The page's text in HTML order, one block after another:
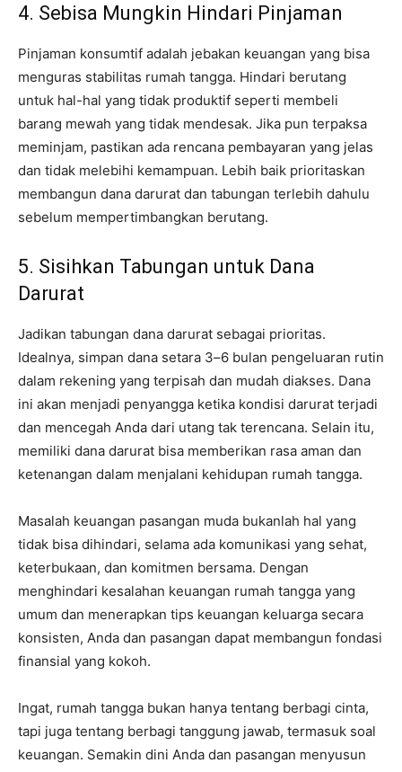
4. Sebisa Mungkin Hindari Pinjaman
Pinjaman konsumtif adalah jebakan keuangan yang bisa
menguras stabilitas rumah tangga. Hindari berutang
untuk hal-hal yang tidak produktif seperti membeli
barang mewah yang tidak mendesak. Jika pun terpaksa
meminjam, pastikan ada rencana pembayaran yang jelas
dan tidak melebihi kemampuan. Lebih baik prioritaskan
membangun dana darurat dan tabungan terlebih dahulu
sebelum mempertimbangkan berutang.
5. Sisihkan Tabungan untuk Dana
Darurat
Jadikan tabungan dana darurat sebagai prioritas.
Idealnya, simpan dana setara 3–6 bulan pengeluaran rutin
dalam rekening yang terpisah dan mudah diakses. Dana
ini akan menjadi penyangga ketika kondisi darurat terjadi
dan mencegah Anda dari utang tak terencana. Selain itu,
memiliki dana darurat bisa memberikan rasa aman dan
ketenangan dalam menjalani kehidupan rumah tangga.
Masalah keuangan pasangan muda bukanlah hal yang
tidak bisa dihindari, selama ada komunikasi yang sehat,
keterbukaan, dan komitmen bersama. Dengan
menghindari kesalahan keuangan rumah tangga yang
umum dan menerapkan tips keuangan keluarga secara
konsisten, Anda dan pasangan dapat membangun fondasi
finansial yang kokoh.
Ingat, rumah tangga bukan hanya tentang berbagi cinta,
tapi juga tentang berbagi tanggung jawab, termasuk soal
keuangan. Semakin dini Anda dan pasangan menyusun